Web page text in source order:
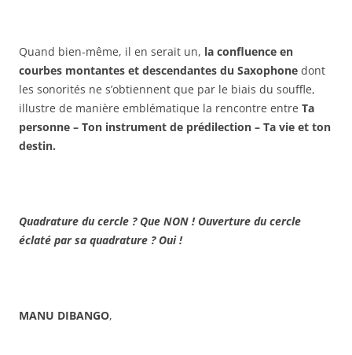
Quand bien-même, il en serait un, la confluence en
courbes montantes et descendantes du Saxophone dont
les sonorités ne s’obtiennent que par le biais du souffle,
illustre de manière emblématique la rencontre entre Ta
personne – Ton instrument de prédilection – Ta vie et ton
destin.
Quadrature du cercle ? Que NON ! Ouverture du cercle
éclaté par sa quadrature ? Oui !
MANU DIBANGO,